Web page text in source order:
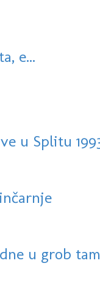
e...
u Splitu
u grob